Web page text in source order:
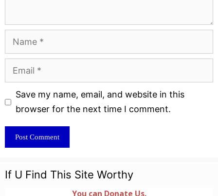
Name
Email
Website
Save my name, email, and website in this
browser for the next time I comment.
If U Find This Site Worthy